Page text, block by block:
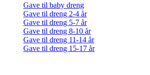
Gave til baby dreng
Gave til dreng 2-4 år
Gave til dreng 5-7 år
Gave til dreng 8-10 år
Gave til dreng 11-14 år
Gave til dreng 15-17 år